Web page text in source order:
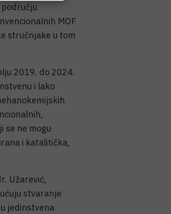
MOF
stručnjake u tom
2019. do 2024.
i lako
se ne mogu
i katalitička,
Užarević,
stvaranje
jedinstvena